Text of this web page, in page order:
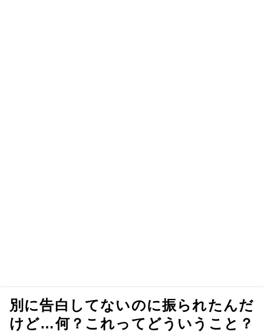
別に告白してないのに振られたんだ
けど…何？これってどういうこと？